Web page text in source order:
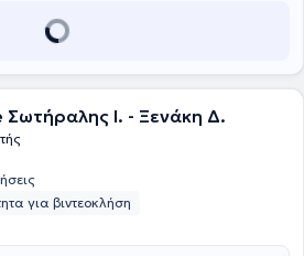
Σωτήραλης Ι. - Ξενάκη Δ.
για βιντεοκλήση